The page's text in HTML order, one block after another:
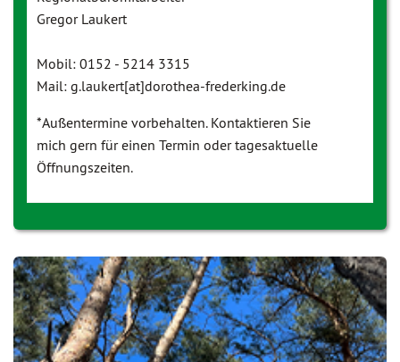
Gregor Laukert
Mobil: 0152 - 5214 3315
Mail: g.laukert[at]dorothea-frederking.de
*Außentermine vorbehalten. Kontaktieren Sie
mich gern für einen Termin oder tagesaktuelle
Öffnungszeiten.